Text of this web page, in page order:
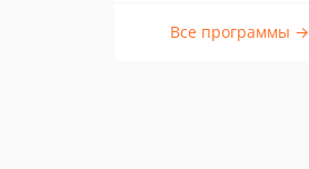
Все программы →